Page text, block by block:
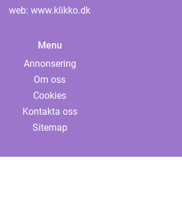
web: www.klikko.dk
Menu
Annonsering
Om oss
Cookies
Kontakta oss
Sitemap